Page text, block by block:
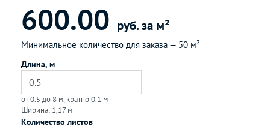
600.00 руб. за м²
Минимальное количество для заказа — 50 м²
Длина, м
от 0.5 до 8 м, кратно 0.1 м
Ширина: 1,17 м
Количество листов